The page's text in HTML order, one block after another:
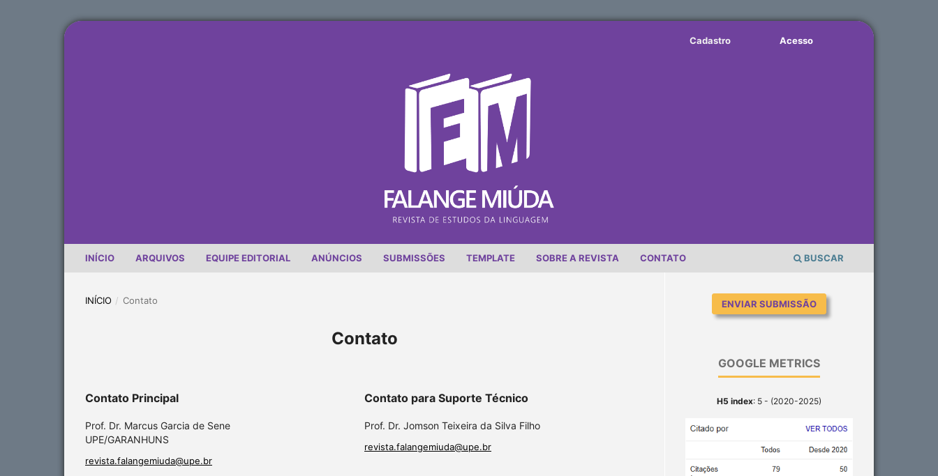
INÍCIO ARQUIVOS EQUIPE EDITORIAL ANÚNCIOS SUBMISSÕES TEMPLATE SOBRE A REVISTA CONTATO BUSCAR
Cadastro Acesso
INÍCIO / Contato
Contato
Contato Principal
Prof. Dr. Marcus Garcia de Sene
UPE/GARANHUNS
revista.falangemiuda@upe.br
Contato para Suporte Técnico
Prof. Dr. Jomson Teixeira da Silva Filho
revista.falangemiuda@upe.br
ENVIAR SUBMISSÃO
GOOGLE METRICS
H5 index: 5 - (2020-2025)